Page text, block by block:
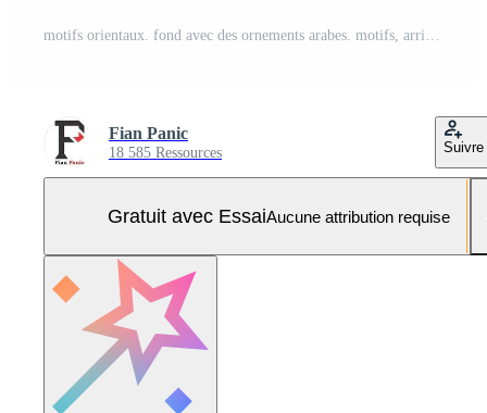
motifs orientaux. fond avec des ornements arabes. motifs, arrière-plans et fonds d'écran pour votre conception. ornement textile Vecteur Pro et SVG Pro
Fian Panic
18 585 Ressources Suivre
Gratuit avec EssaiAucune attribution requise